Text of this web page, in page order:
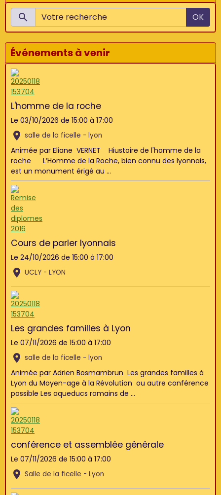
OK
Événements à venir
L'homme de la roche
Le 03/10/2026 de 15:00 à 17:00
salle de la ficelle - lyon
Animée par Eliane VERNET Hiustoire de l'homme de la
roche L’Homme de la Roche, bien connu des lyonnais,
est un monument érigé au ...
Cours de parler lyonnais
Le 24/10/2026 de 15:00 à 17:00
UCLY - LYON
Les grandes familles à Lyon
Le 07/11/2026 de 15:00 à 17:00
salle de la ficelle - lyon
Animée par Adrien Bosmambrun Les grandes familles à
Lyon du Moyen-age à la Révolution ou autre conférence
possible Les aqueducs romains de ...
conférence et assemblée générale
Le 07/11/2026 de 15:00 à 17:00
Salle de la ficelle - Lyon